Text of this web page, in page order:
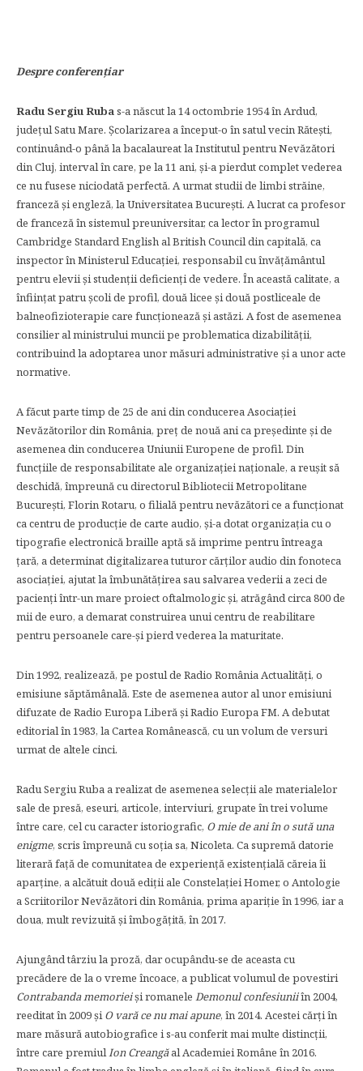
Despre conferenţiar
Radu Sergiu Rubas-a născut la 14 octombrie 1954 în Ardud,
judeţul Satu Mare. Şcolarizarea a început-o în satul vecin Răteşti,
continuând-o până la bacalaureat la Institutul pentru Nevăzători
din Cluj, interval în care, pe la 11 ani, şi-a pierdut complet vederea
ce nu fusese niciodată perfectă. A urmat studii de limbi străine,
franceză şi engleză, la Universitatea Bucureşti. A lucrat ca profesor
de franceză în sistemul preuniversitar, ca lector în programul
Cambridge Standard English al British Council din capitală, ca
inspector în Ministerul Educaţiei, responsabil cu învăţământul
pentru elevii şi studenţii deficienţi de vedere. În această calitate, a
înfiinţat patru şcoli de profil, două licee şi două postliceale de
balneofizioterapie care funcţionează şi astăzi. A fost de asemenea
consilier al ministrului muncii pe problematica dizabilităţii,
contribuind la adoptarea unor măsuri administrative şi a unor acte
normative.
A făcut parte timp de 25 de ani din conducerea Asociaţiei
Nevăzătorilor din România, preţ de nouă ani ca preşedinte şi de
asemenea din conducerea Uniunii Europene de profil. Din
funcţiile de responsabilitate ale organizaţiei naţionale, a reuşit să
deschidă, împreună cu directorul Bibliotecii Metropolitane
Bucureşti, Florin Rotaru, o filială pentru nevăzători ce a funcţionat
ca centru de producţie de carte audio, şi-a dotat organizaţia cu o
tipografie electronică braille aptă să imprime pentru întreaga
ţară, a determinat digitalizarea tuturor cărţilor audio din fonoteca
asociaţiei, ajutat la îmbunătăţirea sau salvarea vederii a zeci de
pacienţi într-un mare proiect oftalmologic şi, atrăgând circa 800 de
mii de euro, a demarat construirea unui centru de reabilitare
pentru persoanele care-şi pierd vederea la maturitate.
Din 1992, realizează, pe postul de Radio România Actualităţi, o
emisiune săptămânală. Este de asemenea autor al unor emisiuni
difuzate de Radio Europa Liberă şi Radio Europa FM. A debutat
editorial în 1983, la Cartea Românească, cu un volum de versuri
urmat de altele cinci.
Radu Sergiu Ruba a realizat de asemenea selecţii ale materialelor
sale de presă, eseuri, articole, interviuri, grupate în trei volume
între care, cel cu caracter istoriografic, O mie de ani în o sută una
enigme, scris împreună cu soţia sa, Nicoleta. Ca supremă datorie
literară faţă de comunitatea de experienţă existenţială căreia îi
aparţine, a alcătuit două ediţii ale Constelaţiei Homer, o Antologie
a Scriitorilor Nevăzători din România, prima apariţie în 1996, iar a
doua, mult revizuită şi îmbogăţită, în 2017.
Ajungând târziu la proză, dar ocupându-se de aceasta cu
precădere de la o vreme încoace, a publicat volumul de povestiri
Contrabanda memorieişi romanele Demonul confesiuniiîn 2004,
reeditat în 2009 şiO vară ce nu mai apune, în 2014. Acestei cărţi în
mare măsură autobiografice i s-au conferit mai multe distincţii,
între care premiulIon Creangăal Academiei Române în 2016.